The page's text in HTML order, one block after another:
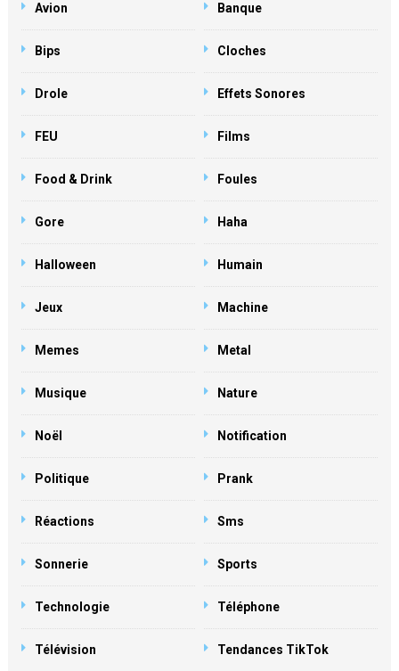
Avion Banque
Bips Cloches
Drole Effets Sonores
FEU Films
Food & Drink Foules
Gore Haha
Halloween Humain
Jeux Machine
Memes Metal
Musique Nature
Noël Notification
Politique Prank
Réactions Sms
Sonnerie Sports
Technologie Téléphone
Télévision Tendances TikTok